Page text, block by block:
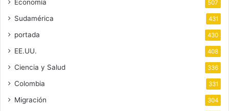
Economía 507
Sudamérica 431
portada 430
EE.UU. 408
Ciencia y Salud 336
Colombia 331
Migración 304